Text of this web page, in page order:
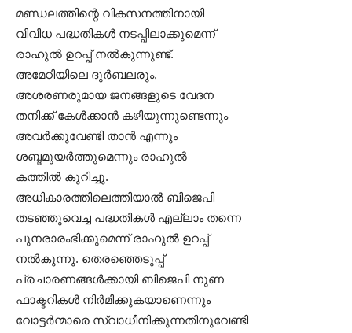
മണ്ഡലത്തിന്റെ വികസനത്തിനായി
വിവിധ പദ്ധതികൾ നടപ്പിലാക്കുമെന്ന്
രാഹുൽ ഉറപ്പ് നൽകുന്നുണ്ട്.
അമേഠിയിലെ ദുർബലരും,
അശരണരുമായ ജനങ്ങളുടെ വേദന
തനിക്ക് കേൾക്കാൻ കഴിയുന്നുണ്ടെന്നും
അവർക്കുവേണ്ടി താൻ എന്നും
ശബ്ദമുയർത്തുമെന്നും രാഹുൽ
കത്തിൽ കുറിച്ചു.
അധികാരത്തിലെത്തിയാൽ ബിജെപി
തടഞ്ഞുവെച്ച പദ്ധതികൾ എല്ലാം തന്നെ
പുനരാരംഭിക്കുമെന്ന് രാഹുൽ ഉറപ്പ്
നൽകുന്നു. തെരഞ്ഞെടുപ്പ്
പ്രചാരണങ്ങൾക്കായി ബിജെപി നുണ
ഫാക്ടറികൾ നിർമിക്കുകയാണെന്നും
വോട്ടർന്മാരെ സ്വാധീനിക്കുന്നതിനുവേണ്ടി